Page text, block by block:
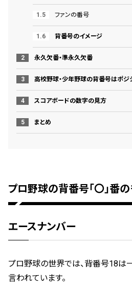
ファンの番号
背番号のイメージ
永久欠番・準永久欠番
高校野球・少年野球の背番号はポジ
スコアボードの数字の見方
まとめ
プロ野球の背番号「〇」番
エースナンバー
プロ野球の世界では、背番号18は
言われています。